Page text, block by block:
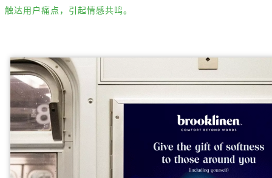
触达用户痛点，引起情感共鸣。